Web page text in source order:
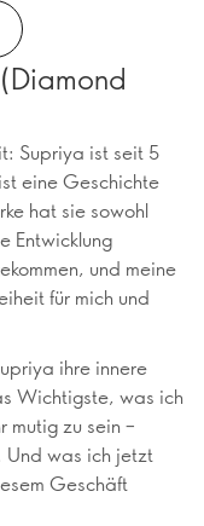
Supriya ist seit 5
eine Geschichte
hat sie sowohl
Entwicklung
und meine
für mich und
ihre innere
Wichtigste, was ich
mutig zu sein –
was ich jetzt
Geschäft